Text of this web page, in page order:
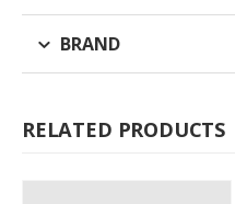
BRAND
RELATED PRODUCTS